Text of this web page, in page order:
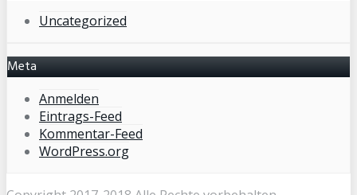
Uncategorized
Meta
Anmelden
Eintrags-Feed
Kommentar-Feed
WordPress.org